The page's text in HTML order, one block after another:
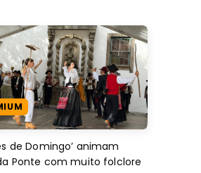
de Domingo’ animam
Ponte com muito folclore